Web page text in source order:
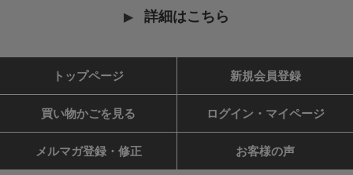
詳細はこちら
トップページ 新規会員登録
買い物かごを見る ログイン・マイページ
メルマガ登録・修正 お客様の声